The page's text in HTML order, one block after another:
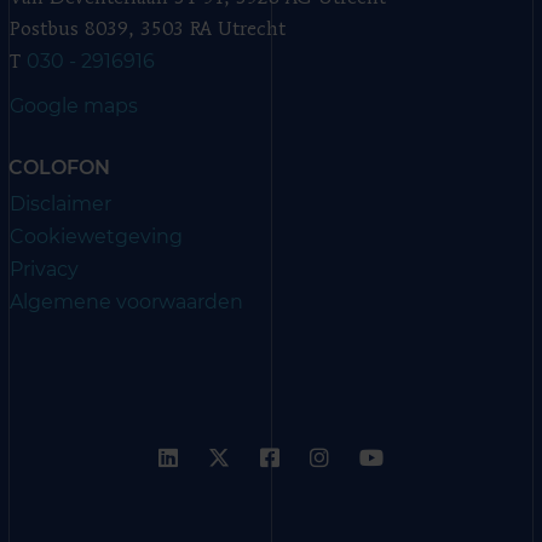
Postbus 8039, 3503 RA Utrecht
T 030 - 2916916
Google maps
COLOFON
Disclaimer
Cookiewetgeving
Privacy
Algemene voorwaarden